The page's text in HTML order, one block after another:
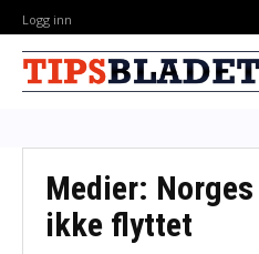
Logg inn
Medier:
ikke flyttet